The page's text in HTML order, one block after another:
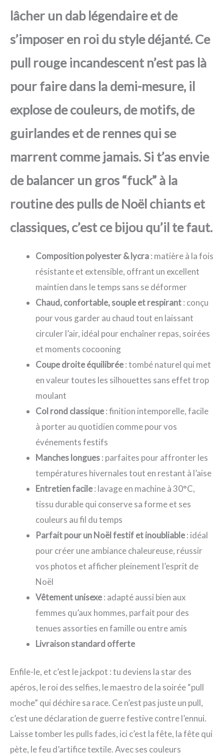
lâcher un dab légendaire et de
s’imposer en roi du style déjanté. Ce
pull rouge incandescent n’est pas là
pour faire dans la demi-mesure, il
explose de couleurs, de motifs, de
guirlandes et de rennes qui se
marrent comme jamais. Si t’as envie
de balancer un gros “fuck” à la
routine des pulls de Noël chiants et
classiques, c’est ce bijou qu’il te faut.
Composition polyester & lycra: matière à la fois
résistante et extensible, offrant un excellent
maintien dans le temps sans se déformer
Chaud, confortable, souple et respirant: conçu
pour vous garder au chaud tout en laissant
circuler l’air, idéal pour enchaîner repas, soirées
et moments cocooning
Coupe droite équilibrée: tombé naturel qui met
en valeur toutes les silhouettes sans effet trop
moulant
Col rond classique: finition intemporelle, facile
à porter au quotidien comme pour vos
événements festifs
Manches longues: parfaites pour affronter les
températures hivernales tout en restant à l’aise
Entretien facile: lavage en machine à 30°C,
tissu durable qui conserve sa forme et ses
couleurs au fil du temps
Parfait pour un Noël festif et inoubliable: idéal
pour créer une ambiance chaleureuse, réussir
vos photos et afficher pleinement l’esprit de
Noël
Vêtement unisexe: adapté aussi bien aux
femmes qu’aux hommes, parfait pour des
tenues assorties en famille ou entre amis
Livraison standard offerte
Enfile-le, et c’est le jackpot : tu deviens la star des
apéros, le roi des selfies, le maestro de la soirée “pull
moche” qui déchire sa race. Ce n’est pas juste un pull,
c’est une déclaration de guerre festive contre l’ennui.
Laisse tomber les pulls fades, ici c’est la fête, la fête qui
pète, le feu d’artifice textile. Avec ses couleurs